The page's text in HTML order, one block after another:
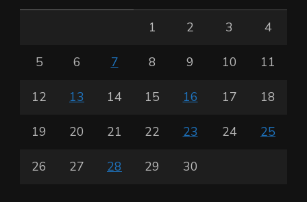
1 2 3 4
5 6 7 8 9 10 11
12 13 14 15 16 17 18
19 20 21 22 23 24 25
26 27 28 29 30